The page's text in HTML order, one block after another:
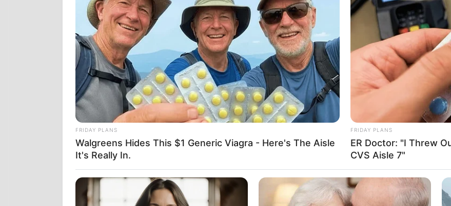
δύναμης, μιας καμπαλιστικής ηγεμονίας που έχει κατευθύνει την πορεία
γεγονότων από τη σκιά.
Το Βατικανό, τα Ανάκτορα του Μπάκιγχαμ, οι διπλοί Λευκοί Οίκοι σε όλες
το αινιγματικό 3GD στην Κίνα βρίσκονται σε αυτή τη λίστα. Αυτά δεν είναι
θεσμοί, αλλά σύμβολα μιας βαθιάς ριζωμένης, απαίσιας επιρροής που
πλοκάμια της μέσα από τις φλέβες των κοινωνιών μας.
FRIDAY PLANS
Walgreens Hides This $1 Generic Viagra - Here's The Aisle
It's Really In.
FRIDAY PLANS
ER Doctor: "I Threw
CVS Aisle 7"